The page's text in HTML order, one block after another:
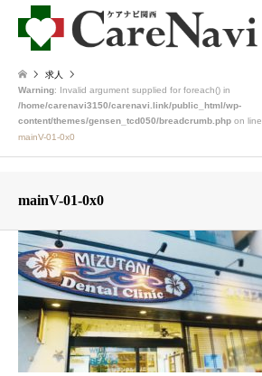
求人
Warning: Invalid argument supplied for foreach() in
/home/carenavi3150/carenavi.link/public_html/wp-
content/themes/gensen_tcd050/breadcrumb.php on line
mainV-01-0x0
mainV-01-0x0